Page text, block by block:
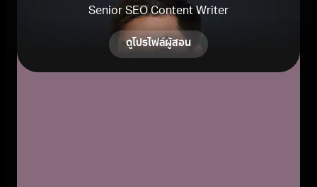
Senior SEO Content Writer
ดูโปรไฟล์ผู้สอน